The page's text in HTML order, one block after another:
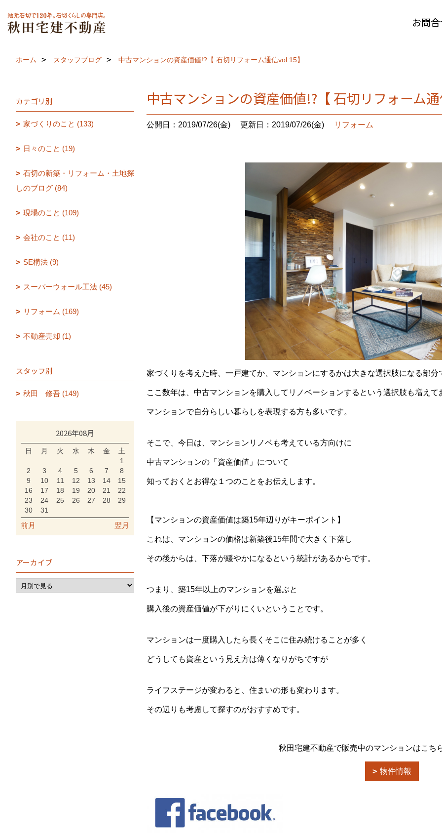
お問
ホーム スタッフブログ 中古マンションの資産価値!?【 石切リフォーム通信vol.15】
中古マンションの資産価値!?【 石切リフォーム
公開日：2019/07/26(金) 更新日：2019/07/26(金) リフォーム
家づくりを考えた時、一戸建てか、マンションにするかは大きな選択肢になる部分
ここ数年は、中古マンションを購入してリノベーションするという選択肢も増えて
マンションで自分らしい暮らしを表現する方も多いです。
そこで、今日は、マンションリノベも考えている方向けに
中古マンションの「資産価値」について
知っておくとお得な１つのことをお伝えします。
【マンションの資産価値は築15年辺りがキーポイント】
これは、マンションの価格は新築後15年間で大きく下落し
その後からは、下落が緩やかになるという統計があるからです。
つまり、築15年以上のマンションを選ぶと
購入後の資産価値が下がりにくいということです。
マンションは一度購入したら長くそこに住み続けることが多く
どうしても資産という見え方は薄くなりがちですが
ライフステージが変わると、住まいの形も変わります。
その辺りも考慮して探すのがおすすめです。
秋田宅建不動産で販売中のマンションはこち
物件情報
カテゴリ別
家づくりのこと (133)
日々のこと (19)
石切の新築・リフォーム・土地探
しのブログ (84)
現場のこと (109)
会社のこと (11)
SE構法 (9)
スーパーウォール工法 (45)
リフォーム (169)
不動産売却 (1)
スタッフ別
秋田 修吾 (149)
2026年08月
日 月 火 水 木 金
土
1
2
3 4 5 6 7
8
9
10 11 12 13 14
15
16
17 18 19 20 21
22
23
24 25 26 27 28
29
30
31
前月 翌月
アーカイブ